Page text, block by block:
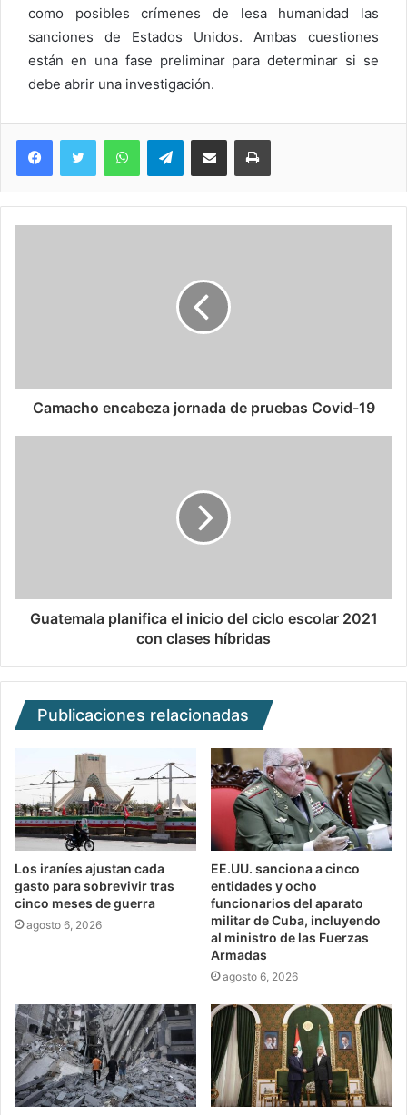
como posibles crímenes de lesa humanidad las
sanciones de Estados Unidos. Ambas cuestiones
están en una fase preliminar para determinar si se
debe abrir una investigación.
WhatsAppTelegramCompartir via Email Imprimi
Camacho encabeza jornada de pruebas Covid-19
Guatemala planifica el inicio del ciclo escolar 2021
con clases híbridas
Publicaciones relacionadas
Los iraníes ajustan cada
gasto para sobrevivir tras
cinco meses de guerra
agosto 6, 2026
EE.UU. sanciona a cinco
entidades y ocho
funcionarios del aparato
militar de Cuba, incluyendo
al ministro de las Fuerzas
Armadas
agosto 6, 2026